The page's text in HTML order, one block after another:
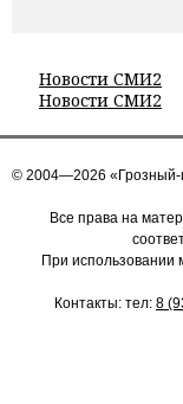
Новости СМИ2
Новости СМИ2
© 2004—2026 «Грозный-
Все права на
При использовании
Контакты: тел: 8